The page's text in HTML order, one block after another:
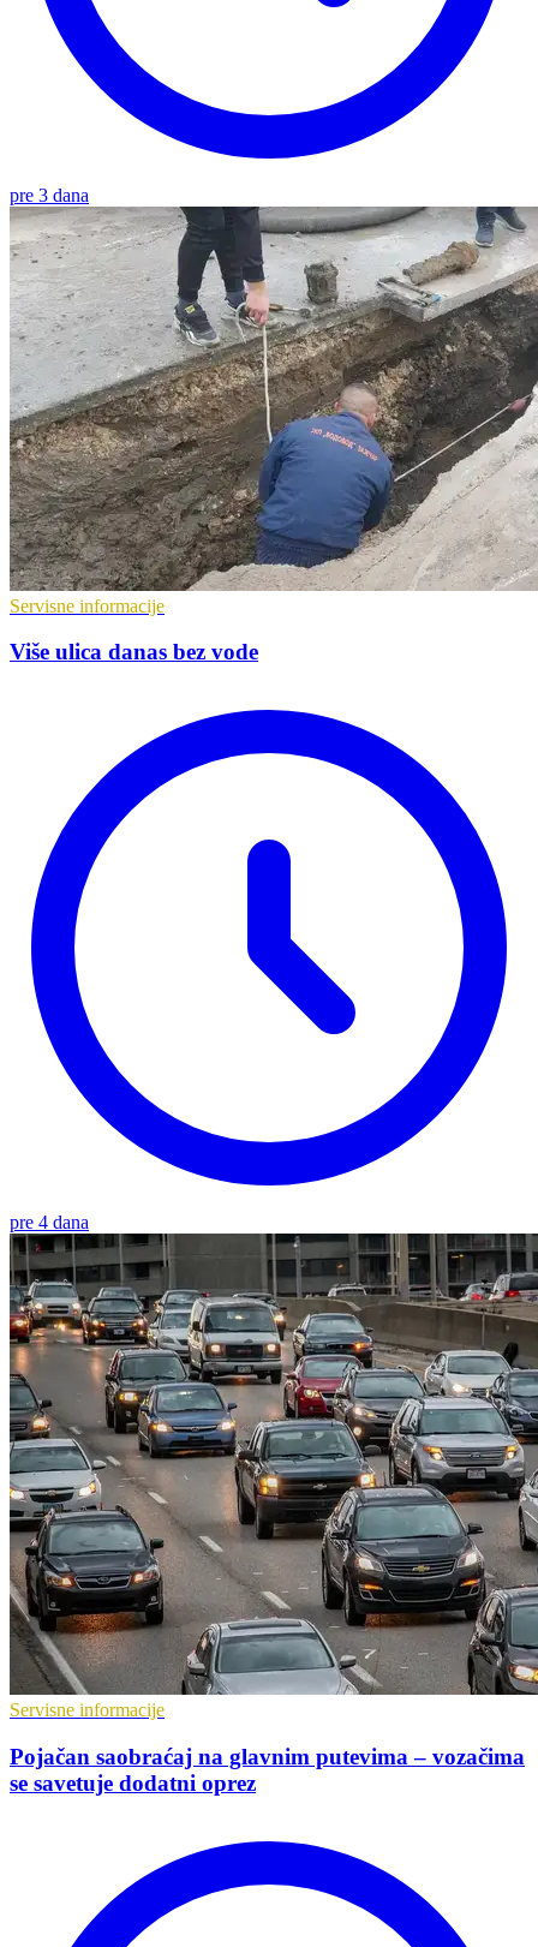
pre 3 dana
Servisne informacije
Više ulica danas bez vode
pre 4 dana
Servisne informacije
Pojačan saobraćaj na glavnim putevima – vozačima
se savetuje dodatni oprez